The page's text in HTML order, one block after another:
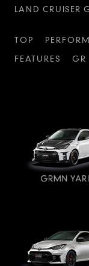
LAND CRUISER
TOP
FEATURES
GR